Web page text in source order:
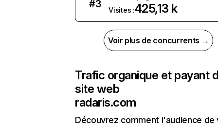
#3
Visites :425,13 k
Voir plus de concurrents →
Trafic organique et payant
site web
radaris.com
Découvrez comment l'audience de